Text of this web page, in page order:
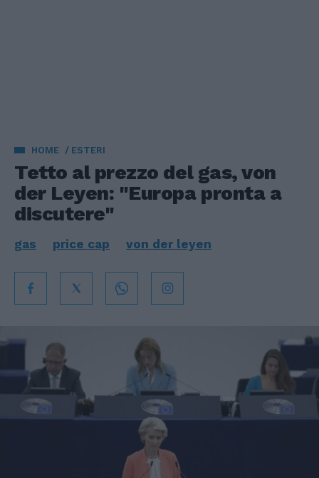
HOME ESTERI
Tetto al prezzo del gas, von
der Leyen: "Europa pronta a
discutere"
gas price cap von der leyen